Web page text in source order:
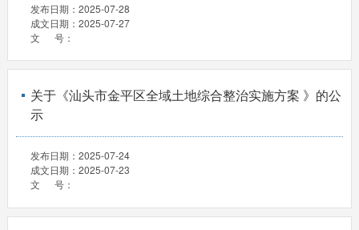
发布日期： 2025-07-28
成文日期： 2025-07-27
文 号：
关于《汕头市金平区全域土地综合整治实施方案 》的公
示
发布日期： 2025-07-24
成文日期： 2025-07-23
文 号：